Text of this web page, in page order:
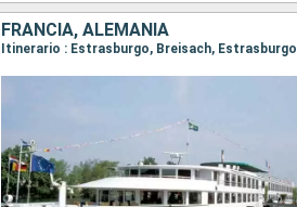
FRANCIA, ALEMANIA
Itinerario : Estrasburgo, Breisach, Estrasburgo